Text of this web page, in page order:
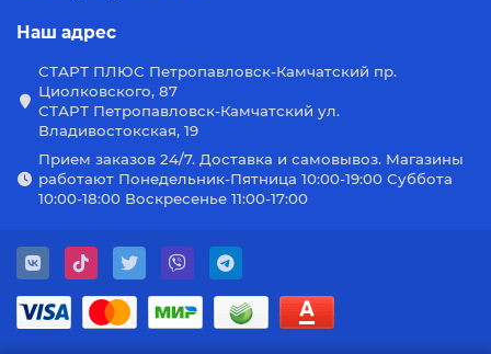
Наш адрес
СТАРТ ПЛЮС Петропавловск-Камчатский пр.
Циолковского, 87
СТАРТ Петропавловск-Камчатский ул.
Владивостокская, 19
Прием заказов 24/7. Доставка и самовывоз. Магазины
работают Понедельник-Пятница 10:00-19:00 Суббота
10:00-18:00 Воскресенье 11:00-17:00